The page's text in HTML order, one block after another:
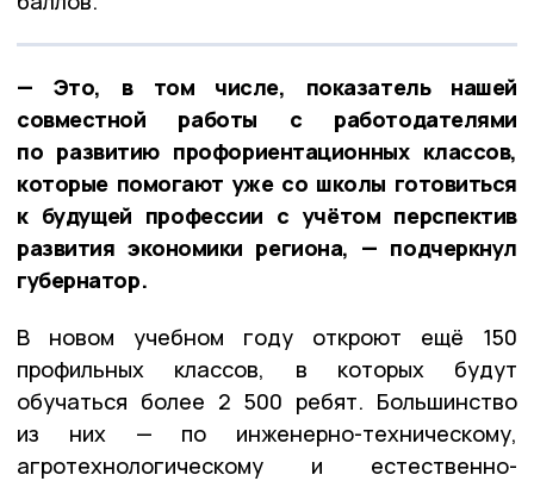
— Это, в том числе, показатель нашей
совместной работы с работодателями
по развитию профориентационных классов,
которые помогают уже со школы готовиться
к будущей профессии с учётом перспектив
развития экономики региона, — подчеркнул
губернатор.
В новом учебном году откроют ещё 150
профильных классов, в которых будут
обучаться более 2 500 ребят. Большинство
из них — по инженерно-техническому,
агротехнологическому и естественно-